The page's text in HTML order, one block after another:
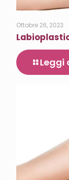
Ottobre 26, 2023
Leggi